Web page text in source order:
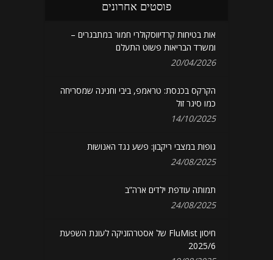
פוסטים אחרונים
אות בטיחות קרדיווסקולרי חמור במתבגרים –
ומשרד הבריאות פשוט התעלם
20/04/2026
הקרקס בכנסת: טראמפ, ביבי וחנינה שמסריחה
כמו סיגר זול
14/10/2025
גופות במצבי ריקבון: פשע נגד האנושות
24/08/2025
תמותה עודפת ילדים ארה”ב
24/08/2025
חיסון FluMist של אסטרהזניקה לעונת השפעת
2025/6